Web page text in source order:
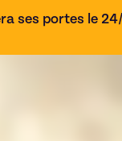
ses portes le